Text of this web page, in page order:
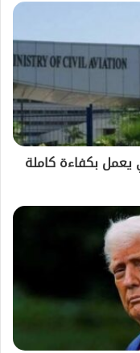
يعمل بكفاءة كاملة